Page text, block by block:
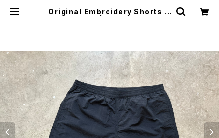
Original Embroidery Shorts N